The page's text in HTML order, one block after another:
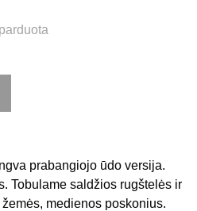
prabangiojo ūdo versija.
Tobulame saldžios rugštelės ir
medienos poskonius.